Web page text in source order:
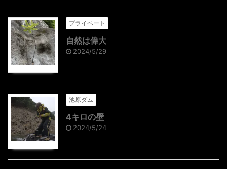
プライベート
自然は偉大
2024/5/29
池原ダム
4キロの壁
2024/5/24